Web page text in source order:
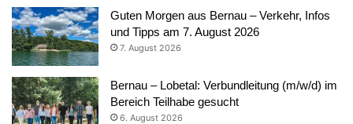
Guten Morgen aus Bernau – Verkehr, Infos
und Tipps am 7. August 2026
7. August 2026
Bernau – Lobetal: Verbundleitung (m/w/d) im
Bereich Teilhabe gesucht
6. August 2026